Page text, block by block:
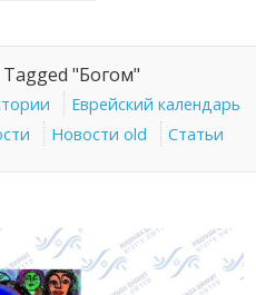
Tagged "Богом"
Еврейский календарь
Новости old Статьи